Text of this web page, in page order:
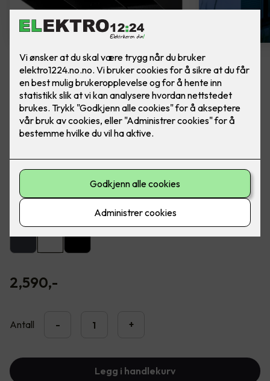
Artes veggarmatur hvit
Lekker utebelysning fra SG Armaturen. Ferdig
montert, utskifting av lampe.
innendørs montering på vegg.
2,590,-
Antall - +
Legg i handlekurv